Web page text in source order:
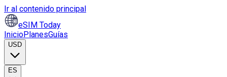
Ir al contenido principal
eSIM Today
InicioPlanesGuías
USD
ES